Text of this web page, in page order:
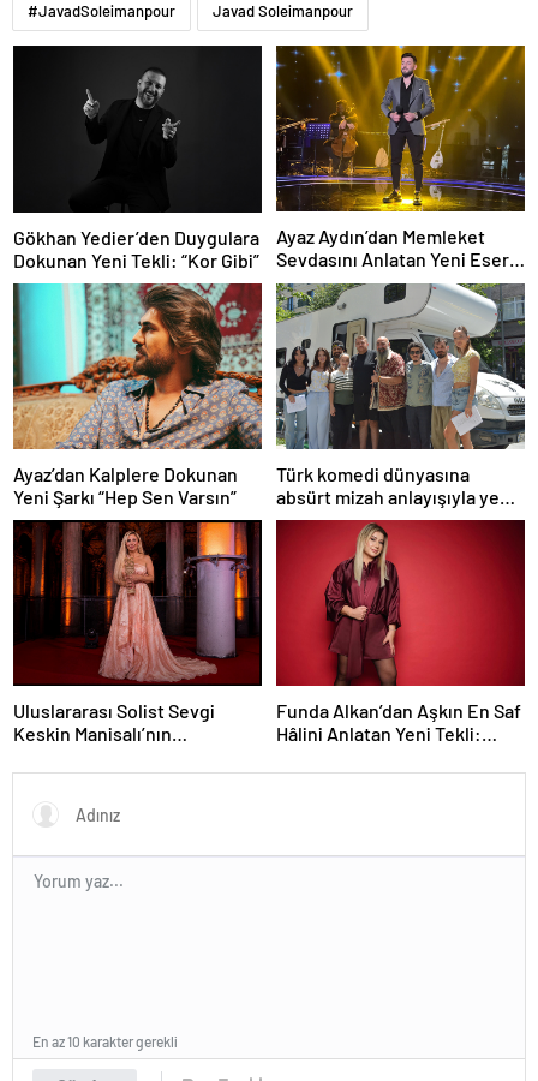
#JavadSoleimanpour Javad Soleimanpour
Gökhan Yedier’den Duygulara
Dokunan Yeni Tekli: “Kor Gibi”
Ayaz Aydın’dan Memleket
Sevdasını Anlatan Yeni Eser:
“Biz Sivaslıyız”
Ayaz’dan Kalplere Dokunan
Yeni Şarkı “Hep Sen Varsın”
Türk komedi dünyasına
absürt mizah anlayışıyla yeni
bir soluk getirmeye
hazırlanan “Şebeke: Sinyal
Yok”, çekimlerine başladı.
Uluslararası Solist Sevgi
Keskin Manisalı’nın
Performansı Meslek Onur
Ödülü ile Taçlandırıldı
Funda Alkan’dan Aşkın En Saf
Hâlini Anlatan Yeni Tekli:
En az 10 karakter gerekli